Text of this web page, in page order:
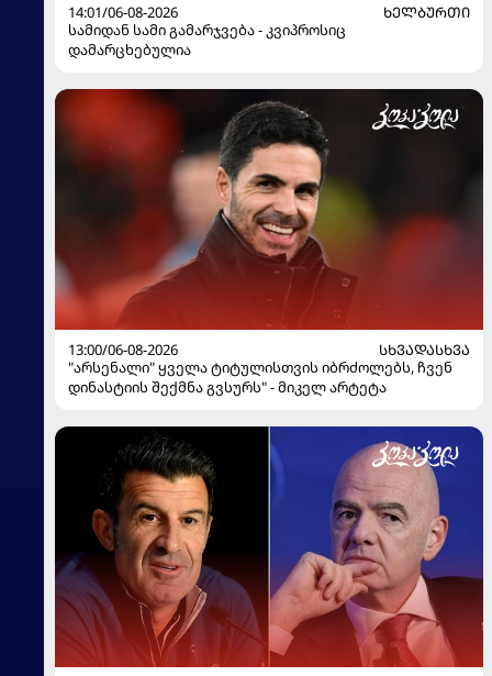
14:01/06-08-2026
ᲮᲔᲚᲑᲣᲠᲗᲘ
სამიდან სამი გამარჯვება - კვიპროსიც
დამარცხებულია
13:00/06-08-2026
ᲡᲮᲕᲐᲓᲐᲡᲮᲕᲐ
"არსენალი" ყველა ტიტულისთვის იბრძოლებს, ჩვენ
დინასტიის შექმნა გვსურს" - მიკელ არტეტა